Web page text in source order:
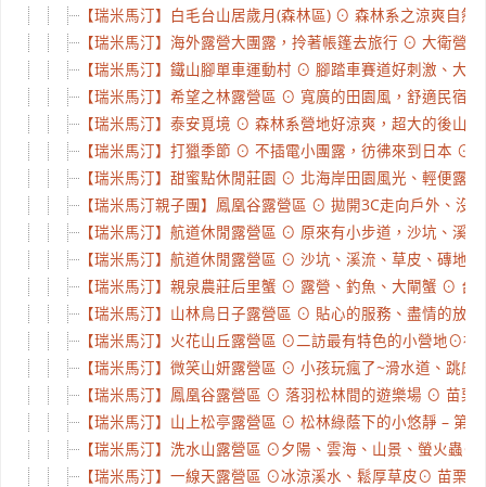
【瑞米馬汀】白毛台山居歲月(森林區) ⊙ 森林系之涼爽自
【瑞米馬汀】海外露營大團露，拎著帳篷去旅行 ⊙ 大衛營
【瑞米馬汀】鐵山腳單車運動村 ⊙ 腳踏車賽道好刺激、大
【瑞米馬汀】希望之林露營區 ⊙ 寬廣的田園風，舒適民宿
【瑞米馬汀】泰安覓境 ⊙ 森林系營地好涼爽，超大的後山
【瑞米馬汀】打獵季節 ⊙ 不插電小團露，彷彿來到日本 ⊙
【瑞米馬汀】甜蜜點休閒莊園 ⊙ 北海岸田園風光、輕便露
【瑞米馬汀親子團】鳳凰谷露營區 ⊙ 拋開3C走向戶外、沒
【瑞米馬汀】航道休閒露營區 ⊙ 原來有小步道，沙坑、溪
【瑞米馬汀】航道休閒露營區 ⊙ 沙坑、溪流、草皮、磚地
【瑞米馬汀】親泉農莊后里蟹 ⊙ 露營、釣魚、大閘蟹 ⊙ 台
【瑞米馬汀】山林鳥日子露營區 ⊙ 貼心的服務、盡情的放
【瑞米馬汀】火花山丘露營區 ⊙二訪最有特色的小營地⊙
【瑞米馬汀】微笑山妍露營區 ⊙ 小孩玩瘋了~滑水道、跳
【瑞米馬汀】鳳凰谷露營區 ⊙ 落羽松林間的遊樂場 ⊙ 苗栗
【瑞米馬汀】山上松亭露營區 ⊙ 松林綠蔭下的小悠靜 – 第
【瑞米馬汀】洗水山露營區 ⊙夕陽、雲海、山景、螢火蟲⊙
【瑞米馬汀】一線天露營區 ⊙冰涼溪水、鬆厚草皮⊙ 苗栗